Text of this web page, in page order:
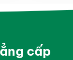
cấp